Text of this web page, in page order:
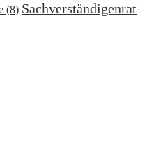
(8) Sachverständigenrat